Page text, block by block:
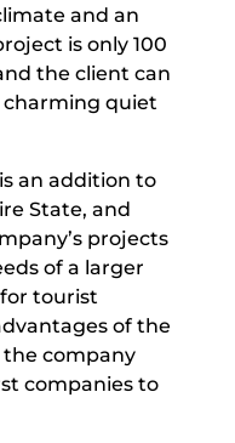
and an
is only 100
the client can
charming quiet
an addition to
State, and
projects
of a larger
tourist
of the
company
companies to